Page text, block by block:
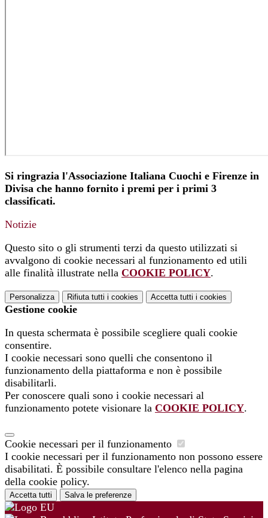
Si ringrazia l'Associazione Italiana Cuochi e Firenze in
Divisa che hanno fornito i premi per i primi 3
classificati.
Notizie
Questo sito o gli strumenti terzi da questo utilizzati si
avvalgono di cookie necessari al funzionamento ed utili
alle finalità illustrate nella COOKIE POLICY.
Personalizza Rifiuta tutti i cookies Accetta tutti i cookies
Gestione cookie
In questa schermata è possibile scegliere quali cookie
consentire.
I cookie necessari sono quelli che consentono il
funzionamento della piattaforma e non è possibile
disabilitarli.
Per conoscere quali sono i cookie necessari al
funzionamento potete visionare la COOKIE POLICY.
Cookie necessari per il funzionamento
I cookie necessari per il funzionamento non possono essere
disabilitati. È possibile consultare l'elenco nella pagina
della cookie policy.
Accetta tutti Salva le preferenze